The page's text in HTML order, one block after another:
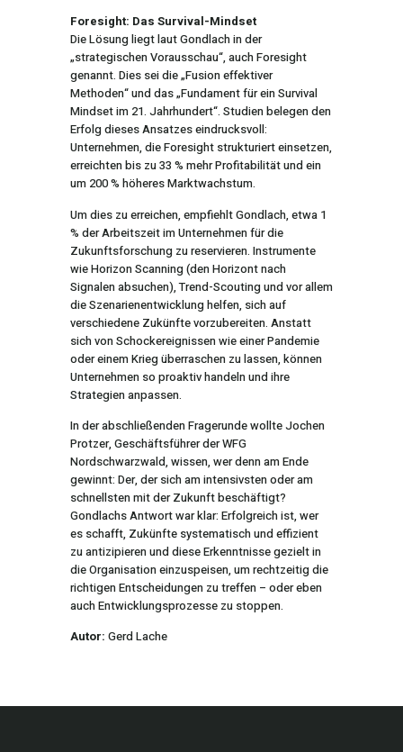
Foresight: Das Survival-Mindset
Die Lösung liegt laut Gondlach in der
„strategischen Vorausschau“, auch Foresight
genannt. Dies sei die „Fusion effektiver
Methoden“ und das „Fundament für ein Survival
Mindset im 21. Jahrhundert“. Studien belegen den
Erfolg dieses Ansatzes eindrucksvoll:
Unternehmen, die Foresight strukturiert einsetzen,
erreichten bis zu 33 % mehr Profitabilität und ein
um 200 % höheres Marktwachstum.
Um dies zu erreichen, empfiehlt Gondlach, etwa 1
% der Arbeitszeit im Unternehmen für die
Zukunftsforschung zu reservieren. Instrumente
wie Horizon Scanning (den Horizont nach
Signalen absuchen), Trend-Scouting und vor allem
die Szenarienentwicklung helfen, sich auf
verschiedene Zukünfte vorzubereiten. Anstatt
sich von Schockereignissen wie einer Pandemie
oder einem Krieg überraschen zu lassen, können
Unternehmen so proaktiv handeln und ihre
Strategien anpassen.
In der abschließenden Fragerunde wollte Jochen
Protzer, Geschäftsführer der WFG
Nordschwarzwald, wissen, wer denn am Ende
gewinnt: Der, der sich am intensivsten oder am
schnellsten mit der Zukunft beschäftigt?
Gondlachs Antwort war klar: Erfolgreich ist, wer
es schafft, Zukünfte systematisch und effizient
zu antizipieren und diese Erkenntnisse gezielt in
die Organisation einzuspeisen, um rechtzeitig die
richtigen Entscheidungen zu treffen – oder eben
auch Entwicklungsprozesse zu stoppen.
Autor: Gerd Lache